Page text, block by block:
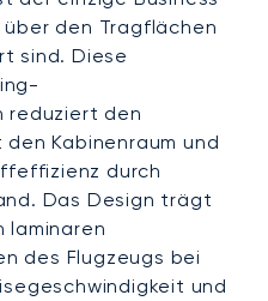
den Tragflächen
sind. Diese
reduziert den
Kabinenraum und
durch
Das Design trägt
laminaren
des Flugzeugs bei
und